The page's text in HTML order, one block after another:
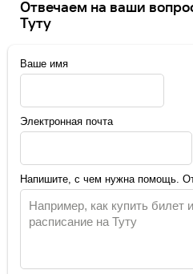
Отвечаем на ваши
Туту
Ваше имя
Электронная почта
Напишите, с чем нужна помощь.